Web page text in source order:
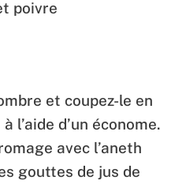
poivre
et coupez-le en
l’aide d’un économe.
avec l’aneth
gouttes de jus de